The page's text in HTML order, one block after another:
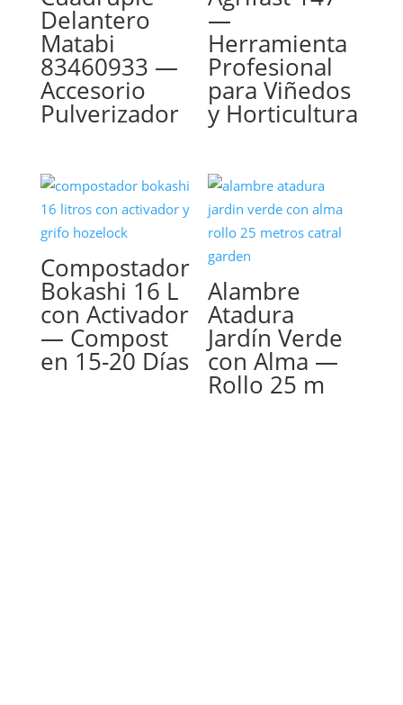
Delantero
Matabi
83460933 —
Accesorio
Pulverizador
—
Herramienta
Profesional
para Viñedos
y Horticultura
Compostador
Bokashi 16 L
con Activador
— Compost
en 15-20 Días
Alambre
Atadura
Jardín Verde
con Alma —
Rollo 25 m